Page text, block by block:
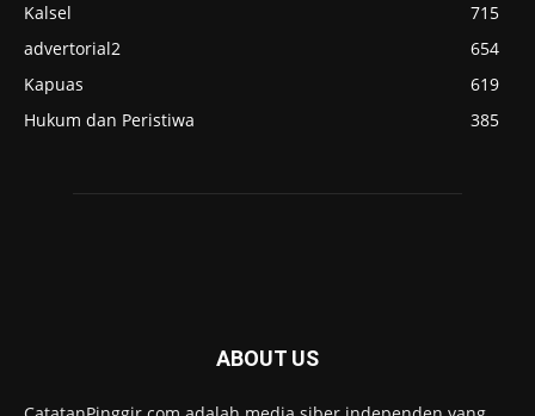
Kalsel
715
advertorial2
654
Kapuas
619
Hukum dan Peristiwa
385
ABOUT US